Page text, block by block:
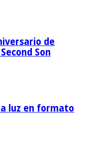
de
Son
luz en formato